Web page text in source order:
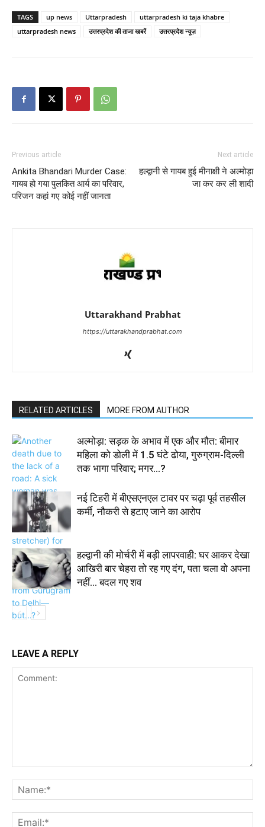
TAGS up news Uttarpradesh
uttarpradesh ki taja khabre
uttarpradesh news
उत्तरप्रदेश की ताजा खबरें उत्तरप्रदेश न्यूज़
Previous article
Ankita Bhandari Murder Case:
गायब हो गया पुलकित आर्य का परिवार,
परिजन कहां गए कोई नहीं जानता
Next article
हल्द्वानी से गायब हुई मीनाक्षी ने अल्मोड़ा
जा कर कर ली शादी
Uttarakhand Prabhat
https://uttarakhandprabhat.com
RELATED ARTICLES MORE FROM AUTHOR
अल्मोड़ा: सड़क के अभाव में एक और मौत: बीमार
महिला को डोली में 1.5 घंटे ढोया, गुरुग्राम-दिल्ली
तक भागा परिवार; मगर…?
नई टिहरी में बीएसएनएल टावर पर चढ़ा पूर्व तहसील
कर्मी, नौकरी से हटाए जाने का आरोप
हल्द्वानी की मोर्चरी में बड़ी लापरवाही: घर आकर देखा
आखिरी बार चेहरा तो रह गए दंग, पता चला वो अपना
नहीं… बदल गए शव
LEAVE A REPLY